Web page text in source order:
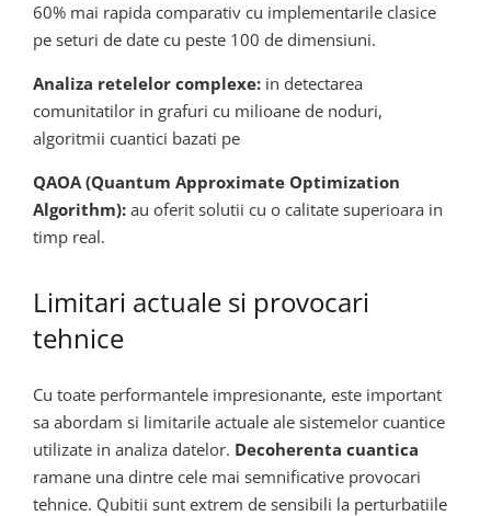
60% mai rapida comparativ cu implementarile clasice
pe seturi de date cu peste 100 de dimensiuni.
Analiza retelelor complexe: in detectarea
comunitatilor in grafuri cu milioane de noduri,
algoritmii cuantici bazati pe
QAOA (Quantum Approximate Optimization
Algorithm): au oferit solutii cu o calitate superioara in
timp real.
Limitari actuale si provocari
tehnice
Cu toate performantele impresionante, este important
sa abordam si limitarile actuale ale sistemelor cuantice
utilizate in analiza datelor. Decoherenta cuantica
ramane una dintre cele mai semnificative provocari
tehnice. Qubitii sunt extrem de sensibili la perturbatiile